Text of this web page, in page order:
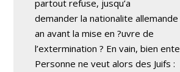
partout refuse, jusqu’a
demander la nationalite
an avant la mise en ?uvre de
l’extermination ? En vain, bien
Personne ne veut alors des Juifs :